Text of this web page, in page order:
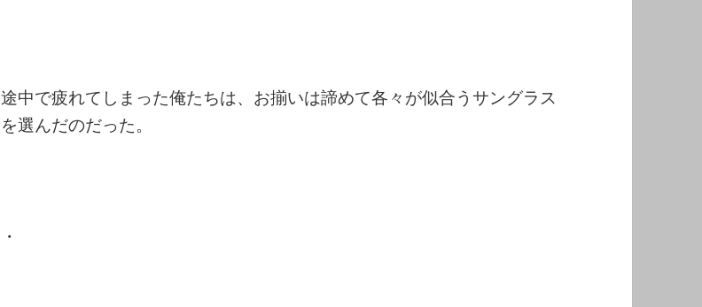
途中で疲れてしまった俺たちは、お揃いは諦めて各々が似合うサングラス
を選んだのだった。
・